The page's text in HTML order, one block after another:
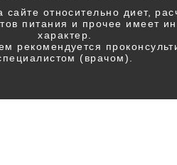
относительно диет,
питания и прочее имеет
характер.
рекомендуется
(врачом).